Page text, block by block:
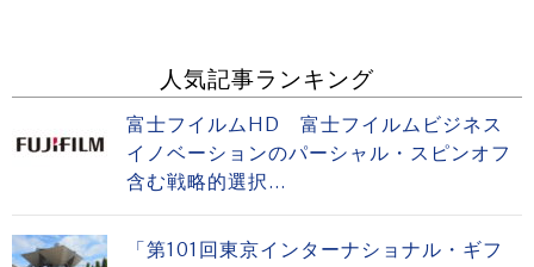
人気記事ランキング
富士フイルムHD 富士フイルムビジネス
イノベーションのパーシャル・スピンオフ
含む戦略的選択...
「第101回東京インターナショナル・ギフ